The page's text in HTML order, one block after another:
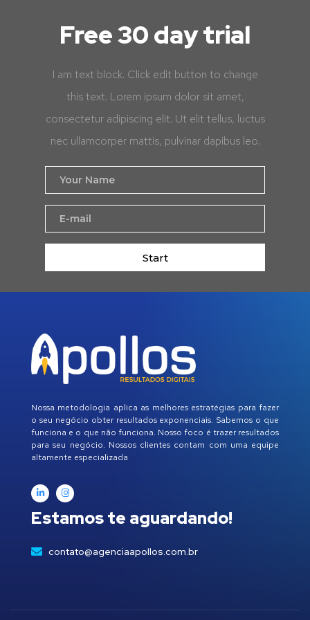
Free 30 day trial
I am text block. Click edit button to change
this text. Lorem ipsum dolor sit amet,
consectetur adipiscing elit. Ut elit tellus, luctus
nec ullamcorper mattis, pulvinar dapibus leo.
Start
Nossa metodologia aplica as melhores estratégias para fazer
o seu negócio obter resultados exponenciais. Sabemos o que
funciona e o que não funciona. Nosso foco é trazer resultados
para seu negócio. Nossos clientes contam com uma equipe
altamente especializada
Estamos te aguardando!
contato@agenciaapollos.com.br